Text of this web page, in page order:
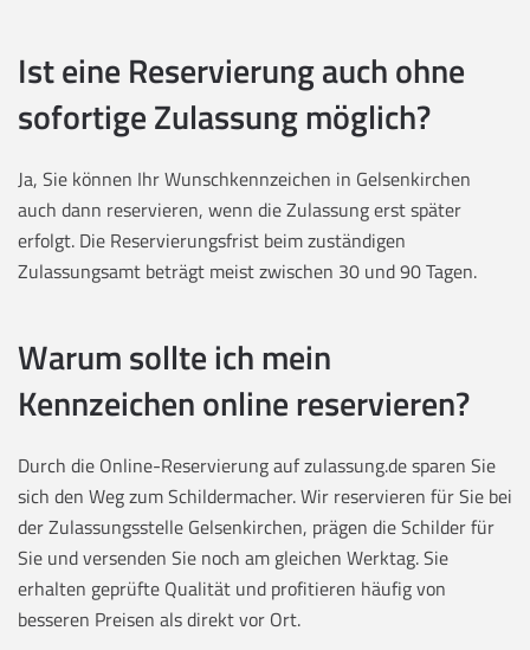
Ist eine Reservierung auch ohne
sofortige Zulassung möglich?
Ja, Sie können Ihr Wunschkennzeichen in Gelsenkirchen
auch dann reservieren, wenn die Zulassung erst später
erfolgt. Die Reservierungsfrist beim zuständigen
Zulassungsamt beträgt meist zwischen 30 und 90 Tagen.
Warum sollte ich mein
Kennzeichen online reservieren?
Durch die Online-Reservierung auf zulassung.de sparen Sie
sich den Weg zum Schildermacher. Wir reservieren für Sie bei
der Zulassungsstelle Gelsenkirchen, prägen die Schilder für
Sie und versenden Sie noch am gleichen Werktag. Sie
erhalten geprüfte Qualität und profitieren häufig von
besseren Preisen als direkt vor Ort.